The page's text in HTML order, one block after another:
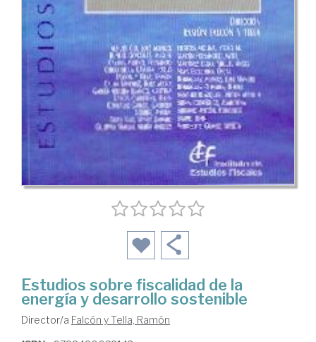
Estudios sobre fiscalidad de la
energía y desarrollo sostenible
Director/a Falcón y Tella, Ramón